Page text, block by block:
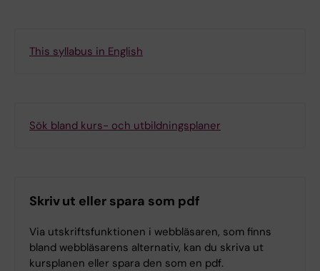
This syllabus in English
Sök bland kurs- och utbildningsplaner
Skriv ut eller spara som pdf
Via utskriftsfunktionen i webbläsaren, som finns
bland webbläsarens alternativ, kan du skriva ut
kursplanen eller spara den som en pdf.